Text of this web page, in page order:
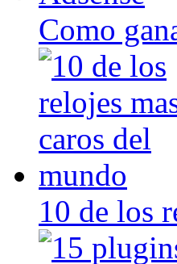
Como
10 de los